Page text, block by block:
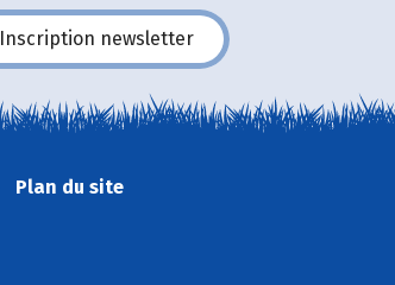
Inscription newsletter
Plan du site